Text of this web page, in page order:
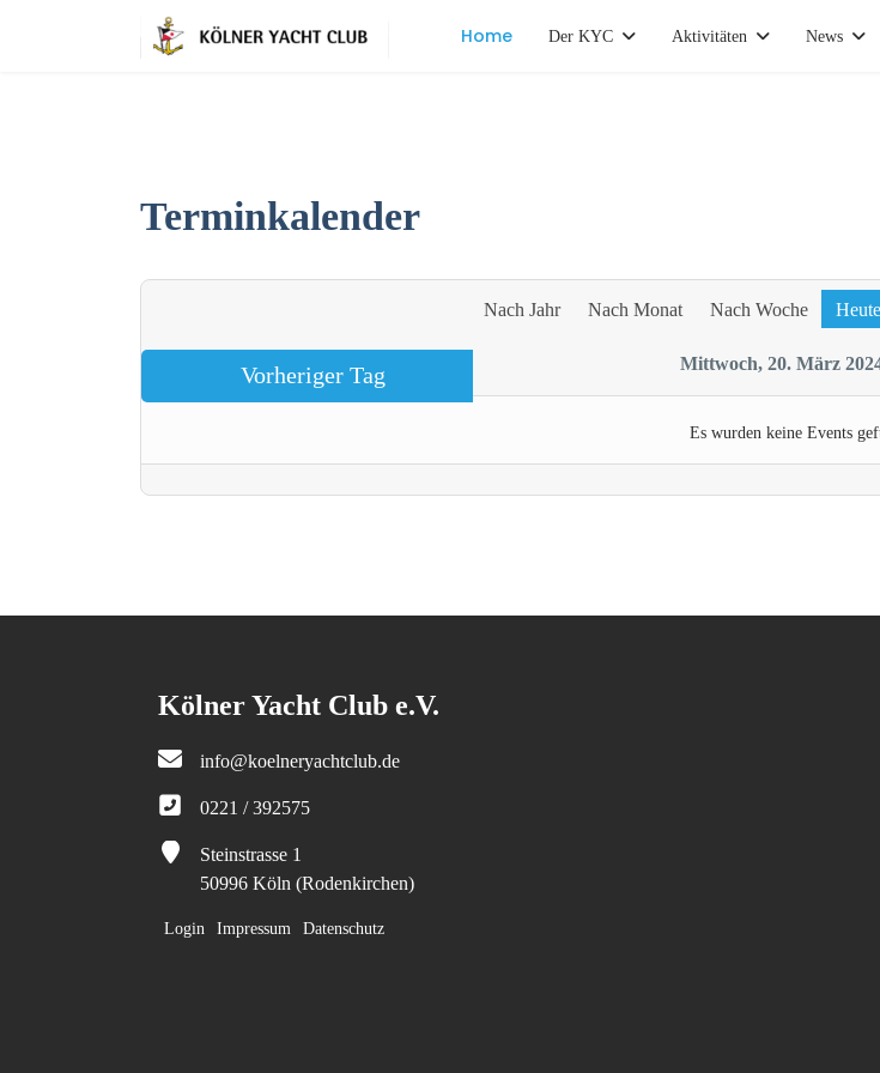
Home Der KYC Aktivitäten News
Terminkalender
Nach Jahr Nach Monat Nach Woche Heute
Vorheriger Tag Mittwoch, 20. März
Es wurden keine Events
Kölner Yacht Club e.V.
info@koelneryachtclub.de
0221 / 392575
Steinstrasse 1
50996 Köln (Rodenkirchen)
Login Impressum Datenschutz